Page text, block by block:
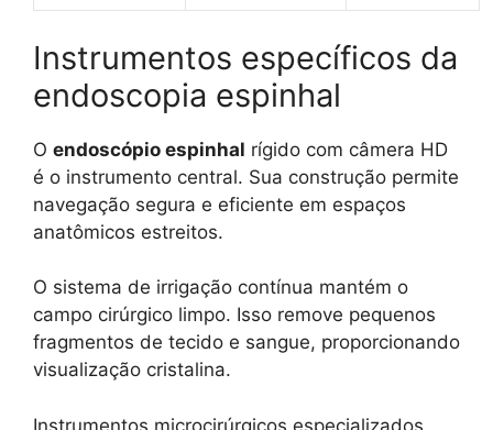
Instrumentos específicos da
endoscopia espinhal
O endoscópio espinhal rígido com câmera HD
é o instrumento central. Sua construção permite
navegação segura e eficiente em espaços
anatômicos estreitos.
O sistema de irrigação contínua mantém o
campo cirúrgico limpo. Isso remove pequenos
fragmentos de tecido e sangue, proporcionando
visualização cristalina.
Instrumentos microcirúrgicos especializados